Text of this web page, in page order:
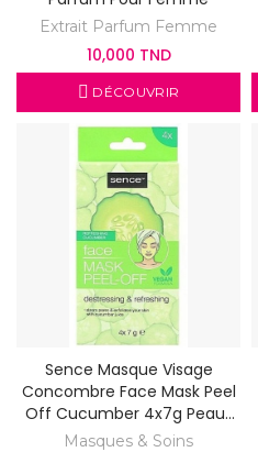
Extrait Parfum Femme
10,000 TND
DÉCOUVRIR
Sence Masque Visage
Concombre Face Mask Peel
Off Cucumber 4x7g Peaux
Normales
Masques & Soins